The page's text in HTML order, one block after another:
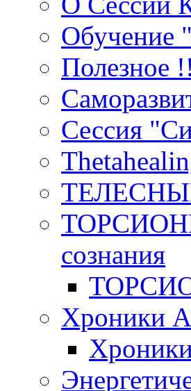
Обучение
Полезное
Сессия
сознания
Хроники